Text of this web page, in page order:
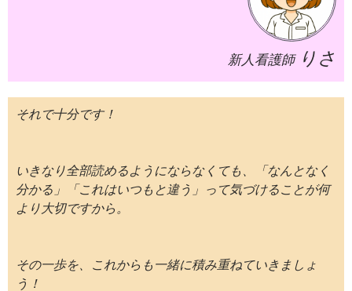
新人看護師 りさ
それで十分です！
いきなり全部読めるようにならなくても、「なんとなく
分かる」「これはいつもと違う」って気づけることが何
より大切ですから。
その一歩を、これからも一緒に積み重ねていきましょ
う！